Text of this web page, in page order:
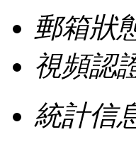
郵箱狀
視頻認
統計信